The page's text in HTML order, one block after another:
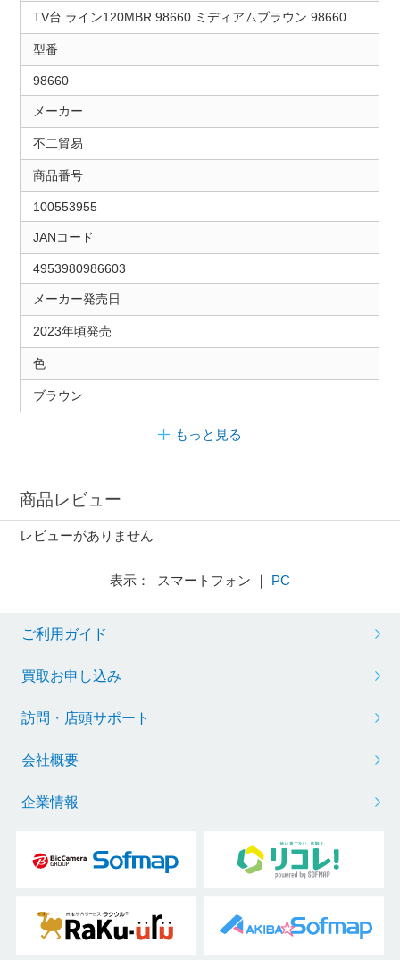
TV台 ライン120MBR 98660 ミディアムブラウン 98660
型番
98660
メーカー
不二貿易
商品番号
100553955
JANコード
4953980986603
メーカー発売日
2023年頃発売
色
ブラウン
もっと見る
商品レビュー
レビューがありません
表示： スマートフォン ｜ PC
ご利用ガイド
買取お申し込み
訪問・店頭サポート
会社概要
企業情報